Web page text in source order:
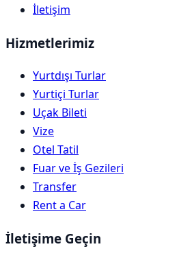
İletişim
Hizmetlerimiz
Yurtdışı Turlar
Yurtiçi Turlar
Uçak Bileti
Vize
Otel Tatil
Fuar ve İş Gezileri
Transfer
Rent a Car
İletişime Geçin